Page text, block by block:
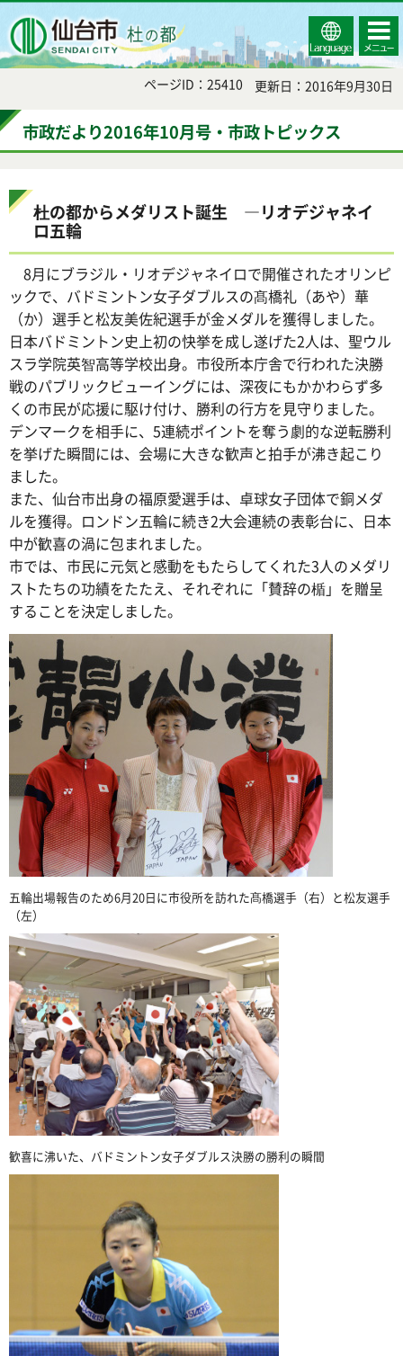
Select
Language
コンテ
ンツメ
ニュー
ページID：25410 更新日：2016年9月30日
市政だより2016年10月号・市政トピックス
杜の都からメダリスト誕生 ―リオデジャネイ
ロ五輪
8月にブラジル・リオデジャネイロで開催されたオリンピ
ックで、バドミントン女子ダブルスの髙橋礼（あや）華
（か）選手と松友美佐紀選手が金メダルを獲得しました。
日本バドミントン史上初の快挙を成し遂げた2人は、聖ウル
スラ学院英智高等学校出身。市役所本庁舎で行われた決勝
戦のパブリックビューイングには、深夜にもかかわらず多
くの市民が応援に駆け付け、勝利の行方を見守りました。
デンマークを相手に、5連続ポイントを奪う劇的な逆転勝利
を挙げた瞬間には、会場に大きな歓声と拍手が沸き起こり
ました。
また、仙台市出身の福原愛選手は、卓球女子団体で銅メダ
ルを獲得。ロンドン五輪に続き2大会連続の表彰台に、日本
中が歓喜の渦に包まれました。
市では、市民に元気と感動をもたらしてくれた3人のメダリ
ストたちの功績をたたえ、それぞれに「賛辞の楯」を贈呈
することを決定しました。
五輪出場報告のため6月20日に市役所を訪れた髙橋選手（右）と松友選手
（左）
歓喜に沸いた、バドミントン女子ダブルス決勝の勝利の瞬間